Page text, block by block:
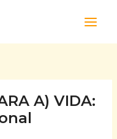
A) VIDA: